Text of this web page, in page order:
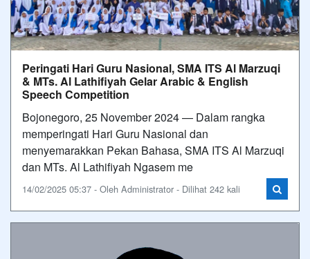
Peringati Hari Guru Nasional, SMA ITS Al Marzuqi
& MTs. Al Lathifiyah Gelar Arabic & English
Speech Competition
Bojonegoro, 25 November 2024 — Dalam rangka
memperingati Hari Guru Nasional dan
menyemarakkan Pekan Bahasa, SMA ITS Al Marzuqi
dan MTs. Al Lathifiyah Ngasem me
14/02/2025 05:37 - Oleh Administrator - Dilihat 242 kali